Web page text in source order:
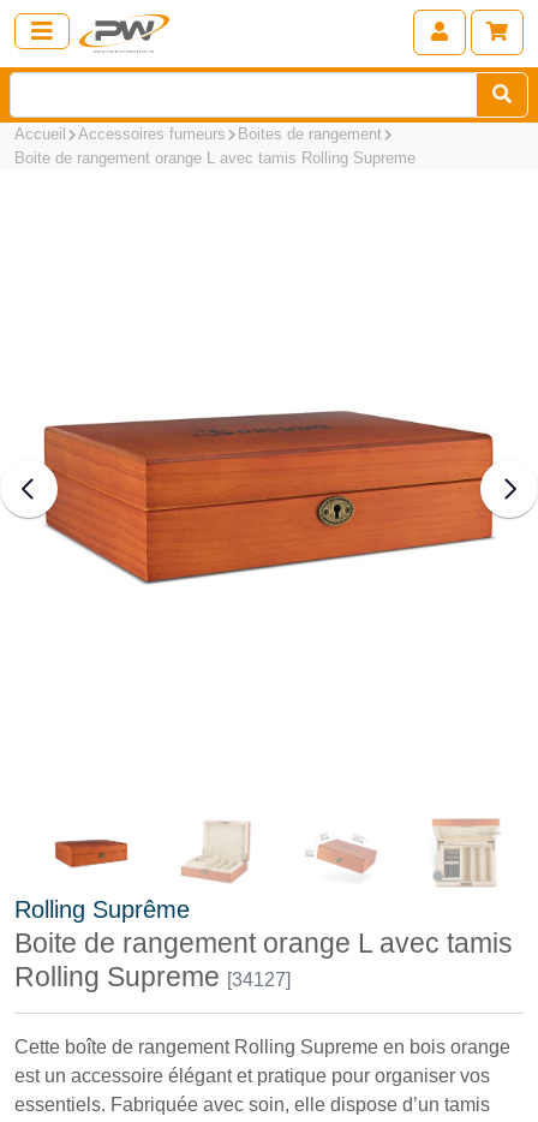
Accueil Accessoires fumeurs
Boites de rangement
Boite de rangement orange L avec tamis Rolling Supreme
Rolling Suprême
Boite de rangement orange L avec tamis
Rolling Supreme [34127]
Cette boîte de rangement Rolling Supreme en bois orange
est un accessoire élégant et pratique pour organiser vos
essentiels. Fabriquée avec soin, elle dispose d’un tamis